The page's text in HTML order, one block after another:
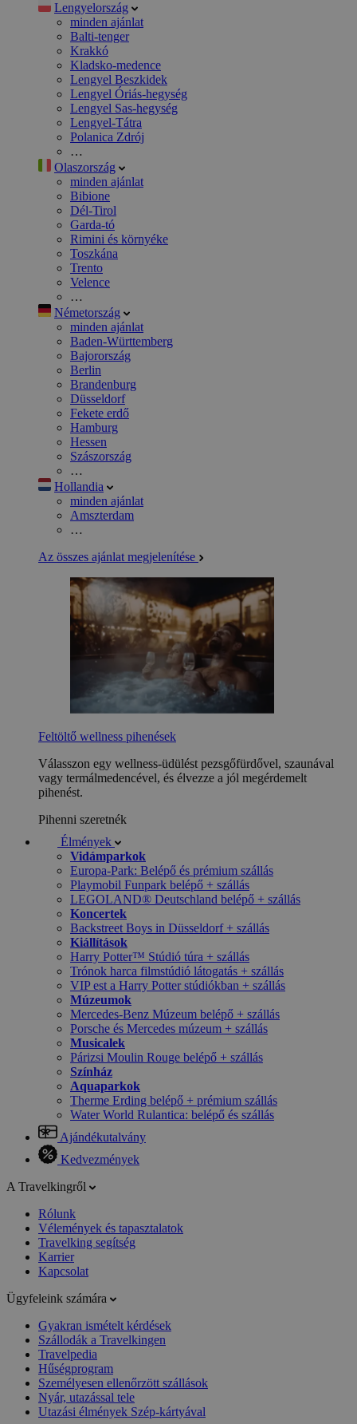
Lengyelország
minden ajánlat
Balti-tenger
Krakkó
Kladsko-medence
Lengyel Beszkidek
Lengyel Óriás-hegység
Lengyel Sas-hegység
Lengyel-Tátra
Polanica Zdrój
…
Olaszország
minden ajánlat
Bibione
Dél-Tirol
Garda-tó
Rimini és környéke
Toszkána
Trento
Velence
…
Németország
minden ajánlat
Baden-Württemberg
Bajorország
Berlin
Brandenburg
Düsseldorf
Fekete erdő
Hamburg
Hessen
Szászország
…
Hollandia
minden ajánlat
Amszterdam
…
Az összes ajánlat megjelenítése
Feltöltő wellness pihenések
Válasszon egy wellness-üdülést pezsgőfürdővel, szaunával
vagy termálmedencével, és élvezze a jól megérdemelt
pihenést.
Pihenni szeretnék
Élmények
Vidámparkok
Europa-Park: Belépő és prémium szállás
Playmobil Funpark belépő + szállás
LEGOLAND® Deutschland belépő + szállás
Koncertek
Backstreet Boys in Düsseldorf + szállás
Kiállítások
Harry Potter™ Stúdió túra + szállás
Trónok harca filmstúdió látogatás + szállás
VIP est a Harry Potter stúdiókban + szállás
Múzeumok
Mercedes-Benz Múzeum belépő + szállás
Porsche és Mercedes múzeum + szállás
Musicalek
Párizsi Moulin Rouge belépő + szállás
Színház
Aquaparkok
Therme Erding belépő + prémium szállás
Water World Rulantica: belépő és szállás
Ajándékutalvány
Kedvezmények
A Travelkingről
Rólunk
Vélemények és tapasztalatok
Travelking segítség
Karrier
Kapcsolat
Ügyfeleink számára
Gyakran ismételt kérdések
Szállodák a Travelkingen
Travelpedia
Hűségprogram
Személyesen ellenőrzött szállások
Nyár, utazással tele
Utazási élmények Szép-kártyával